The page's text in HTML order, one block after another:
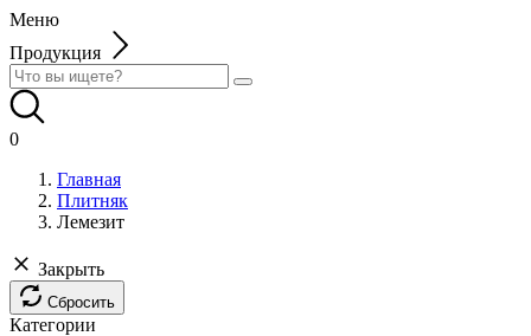
Меню
Продукция
0
Главная
Плитняк
Лемезит
Закрыть
Сбросить
Категории